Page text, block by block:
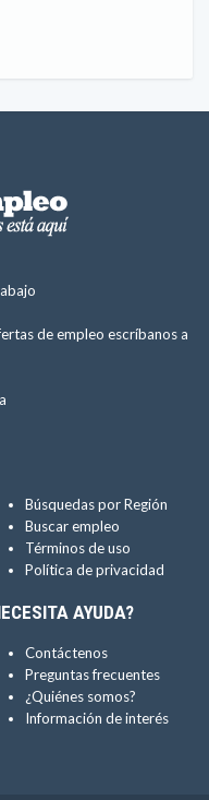
de empleo escríbanos a
Búsquedas por Región
Buscar empleo
Términos de uso
Política de privacidad
AYUDA?
Contáctenos
Preguntas frecuentes
¿Quiénes somos?
Información de interés